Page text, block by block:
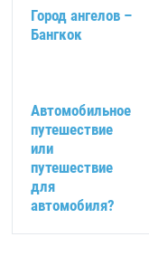
Город ангелов –
Бангкок
Автомобильное
путешествие
или
путешествие
для
автомобиля?